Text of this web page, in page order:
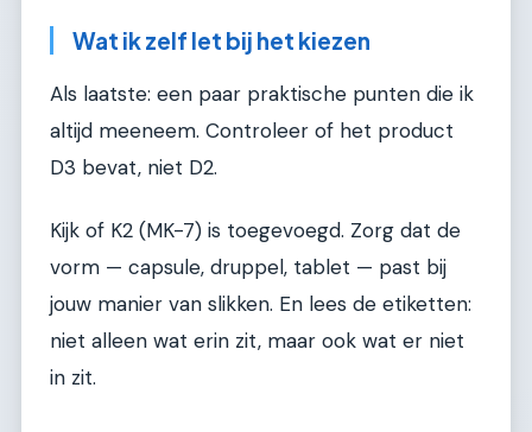
Wat ik zelf let bij het kiezen
Als laatste: een paar praktische punten die ik
altijd meeneem. Controleer of het product
D3 bevat, niet D2.
Kijk of K2 (MK-7) is toegevoegd. Zorg dat de
vorm — capsule, druppel, tablet — past bij
jouw manier van slikken. En lees de etiketten:
niet alleen wat erin zit, maar ook wat er niet
in zit.